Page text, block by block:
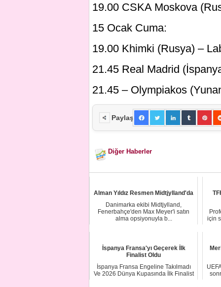
19.00 CSKA Moskova
15 Ocak Cuma:
19.00 Khimki (Rusya) –
21.45 Real Madrid
21.45 – Olympiakos
Paylaş
Diğer Haberler
Alman Yıldız Resmen Midtjylland'da
Danimarka ekibi Midtjylland,
Fenerbahçe'den Max Meyer'i satın
alma opsiyonuyla b...
için
İspanya Fransa'yı Geçerek İlk
Finalist Oldu
İspanya Fransa Engeline Takılmadı
Ve 2026 Dünya Kupasında İlk Finalist